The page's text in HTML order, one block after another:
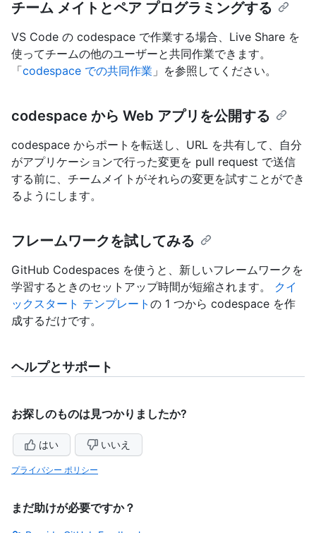
チーム メイトとペア プログラミングする
VS Code の codespace で作業する場合、Live Share を
使ってチームの他のユーザーと共同作業できます。
「codespace での共同作業 」を参照してください。
codespace から Web アプリを公開する
codespace からポートを転送し、URL を共有して、自分
がアプリケーションで行った変更を pull request で送信
する前に、チームメイトがそれらの変更を試すことができ
るようにします。
フレームワークを試してみる
GitHub Codespaces を使うと、新しいフレームワークを
学習するときのセットアップ時間が短縮されます。 クイ
ックスタート テンプレート の 1 つから codespace を作
成するだけです。
ヘルプとサポート
お探しのものは見つかりましたか?
はい いいえ
プライバシー ポリシー
まだ助けが必要ですか？